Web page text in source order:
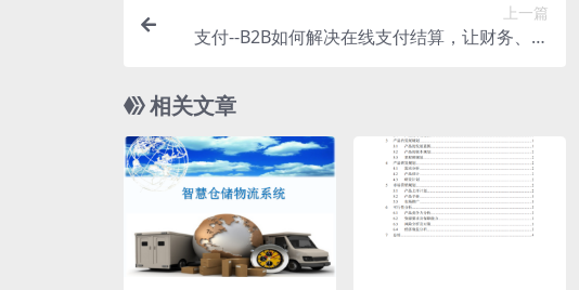
上一篇
支付--B2B如何解决在线支付结算，让财务、税
相关文章